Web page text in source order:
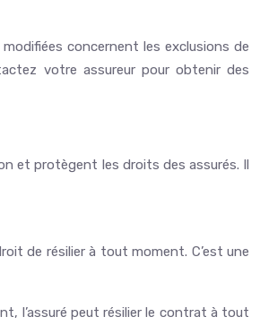
concernent les exclusions de
votre assureur pour obtenir des
et protègent les droits des assurés. Il
de résilier à tout moment. C’est une
l’assuré peut résilier le contrat à tout